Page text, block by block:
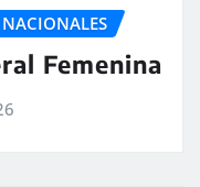
NACIONALES
Femenina